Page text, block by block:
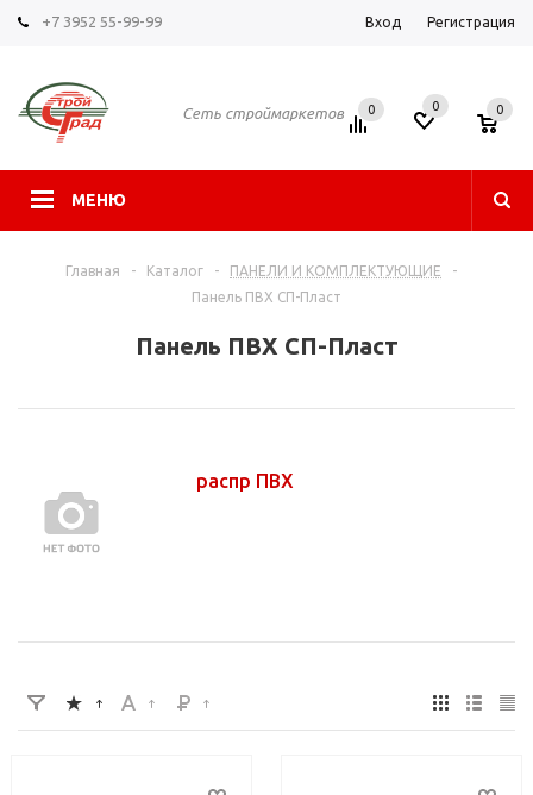
+7 3952 55-99-99 Вход Регистрация
Сеть строймаркетов
МЕНЮ
0 0 0
Главная - Каталог - ПАНЕЛИ И КОМПЛЕКТУЮЩИЕ
-
Панель ПВХ СП-Пласт
Панель ПВХ СП-Пласт
распр ПВХ